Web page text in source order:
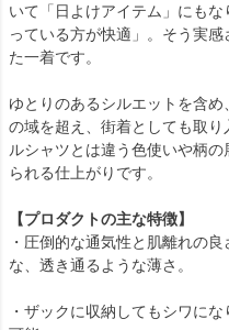
いて「日よけアイテム」にも
っている方が快適」。そう実
た一着です。
ゆとりのあるシルエットを含
の域を超え、街着としても取
ルシャツとは違う色使いや柄
られる仕上がりです。
【プロダクトの主な特徴】
・圧倒的な通気性と肌離れの
な、透き通るような薄さ。
・ザックに収納してもシワに